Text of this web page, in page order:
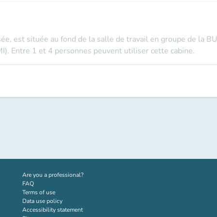
est située au fond de la salle de travail en groupe de la
Entre 1 et 4 personnes peuvent utiliser cette cabine.
Are you a professional?(new tab)
FAQ
Terms of use
Data use policy
Accessibility statement